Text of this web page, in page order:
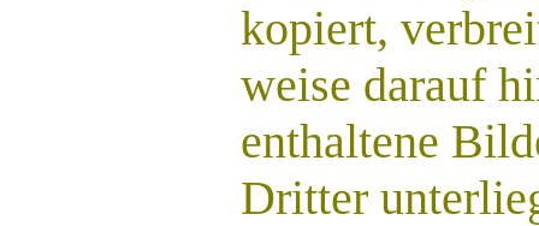
kopiert,
weise darauf
enthaltene
Dritter